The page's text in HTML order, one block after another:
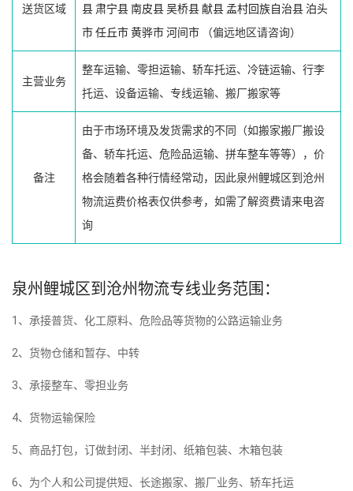
送货区域
县肃宁县南皮县吴桥县献县 孟村回族自治县 泊头
市任丘市黄骅市河间市 （偏远地区请咨询）
主营业务
整车运输、零担运输、轿车托运、冷链运输、行李
托运、设备运输、专线运输、搬厂搬家等
备注
由于市场环境及发货需求的不同（如搬家搬厂搬设
备、轿车托运、危险品运输、拼车整车等等），价
格会随着各种行情经常动，因此泉州鲤城区到沧州
物流运费价格表仅供参考，如需了解资费请来电咨
询
泉州鲤城区到沧州物流专线业务范围：
1、承接普货、化工原料、危险品等货物的公路运输业务
2、货物仓储和暂存、中转
3、承接整车、零担业务
4、货物运输保险
5、商品打包，订做封闭、半封闭、纸箱包装、木箱包装
6、为个人和公司提供短、长途搬家、搬厂业务、轿车托运